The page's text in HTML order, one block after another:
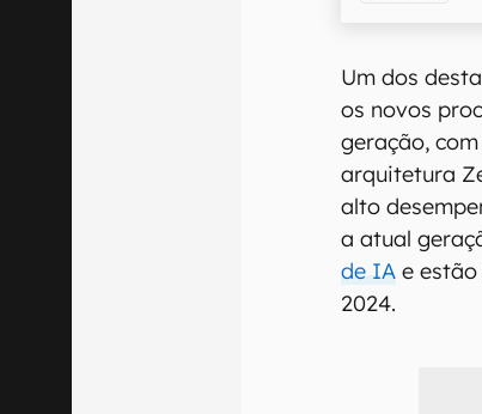
Um dos
os novos
geração,
arquitetura
alto
a atual
de IA e
2024.